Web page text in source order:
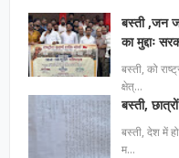
बस्ती ,जन
का मुद्दाः
बस्ती, को
क्षेत्…
बस्ती,
बस्ती, देश में
म…